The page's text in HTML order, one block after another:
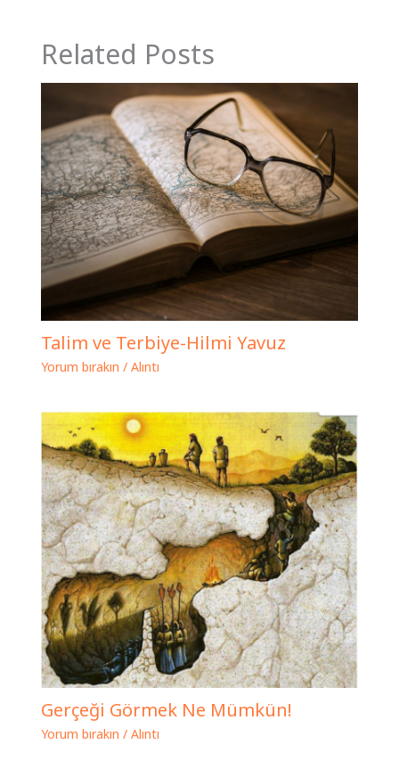
Related Posts
Talim ve Terbiye-Hilmi Yavuz
Yorum bırakın / Alıntı
Gerçeği Görmek Ne Mümkün!
Yorum bırakın / Alıntı